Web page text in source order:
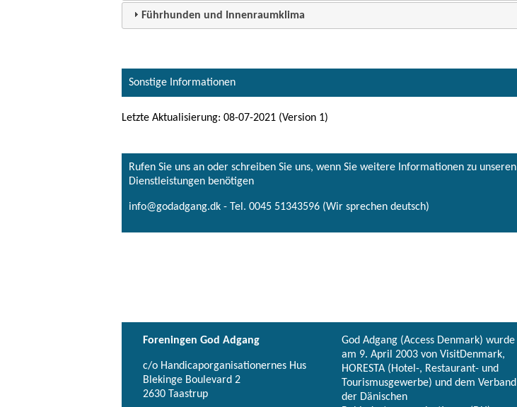
Führhunden und Innenraumklima
Sonstige Informationen
Letzte Aktualisierung: 08-07-2021 (Version 1)
Rufen Sie uns an oder schreiben Sie uns, wenn Sie weitere Informationen zu unseren
Dienstleistungen benötigen
info@godadgang.dk - Tel. 0045 51343596 (Wir sprechen deutsch)
Foreningen God Adgang
c/o Handicaporganisationernes Hus
Blekinge Boulevard 2
2630 Taastrup
God Adgang (Access Denmark) wurde
am 9. April 2003 von VisitDenmark,
HORESTA (Hotel-, Restaurant- und
Tourismusgewerbe) und dem Verband
der Dänischen